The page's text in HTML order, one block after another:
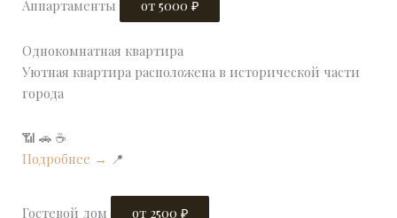
Аппартаменты от 5000 ₽
Однокомнатная квартира
Уютная квартира расположена в исторической части
города
📶 🚗 ☕
Подробнее → 📍
Гостевой дом от 2500 ₽